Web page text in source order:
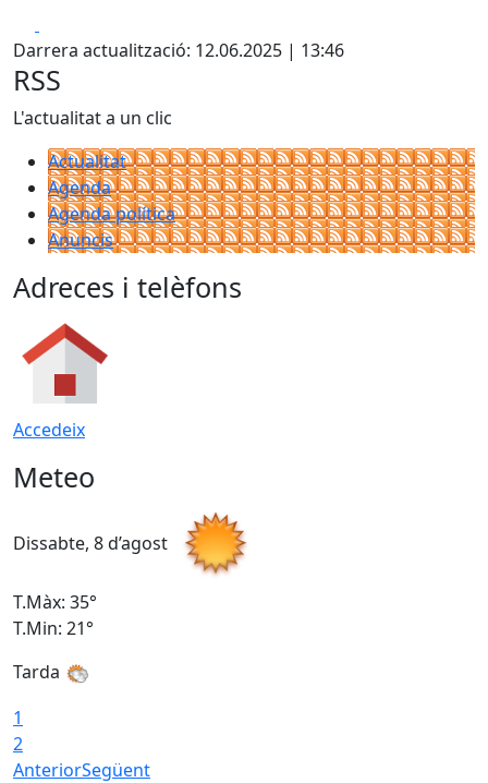
Darrera actualització: 12.06.2025 | 13:46
RSS
L'actualitat a un clic
Actualitat
Agenda
Agenda política
Anuncis
Adreces i telèfons
Accedeix
Meteo
Dissabte, 8 d’agost
T.Màx: 35°
T.Min: 21°
Tarda
1
2
AnteriorSegüent